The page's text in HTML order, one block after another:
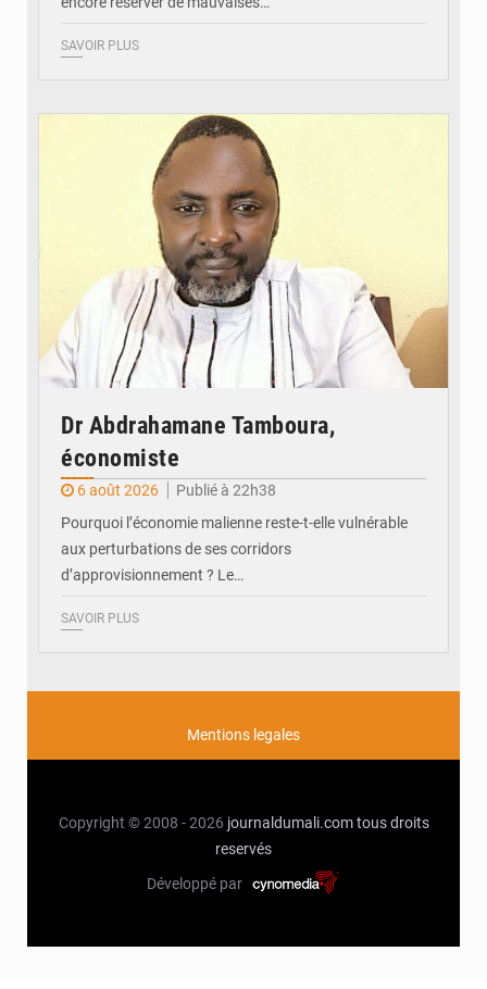
SAVOIR PLUS
Dr Abdrahamane Tamboura,
économiste
6 août 2026
Publié à 22h38
Pourquoi l’économie malienne reste-t-elle vulnérable
aux perturbations de ses corridors
d’approvisionnement ? Le…
SAVOIR PLUS
Mentions legales
Copyright © 2008 - 2026 journaldumali.com tous droits
reservés
Développé par